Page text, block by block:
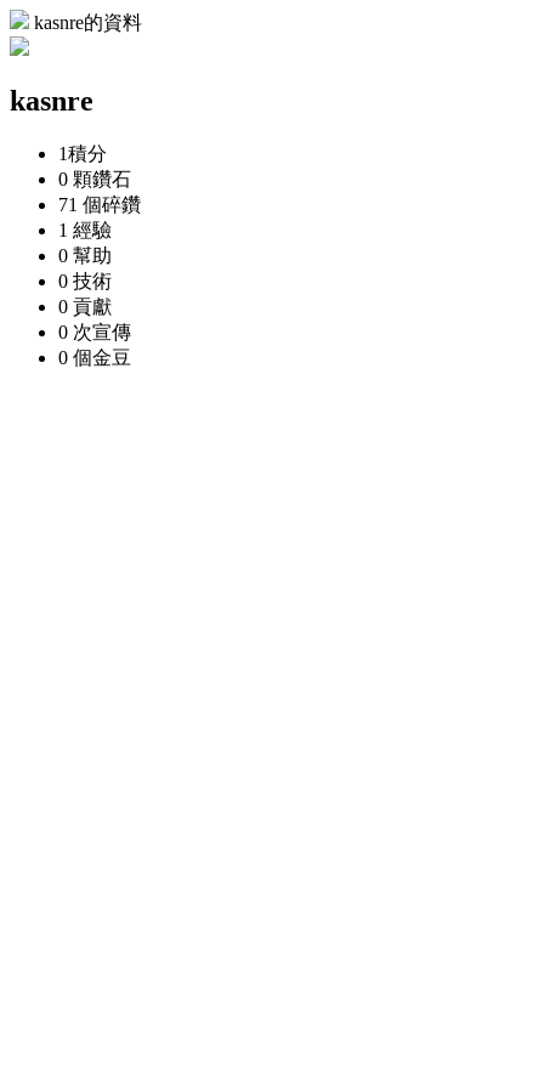
kasnre的資料
kasnre
1積分
0 顆鑽石
71 個碎鑽
1 經驗
0 幫助
0 技術
0 貢獻
0 次宣傳
0 個金豆